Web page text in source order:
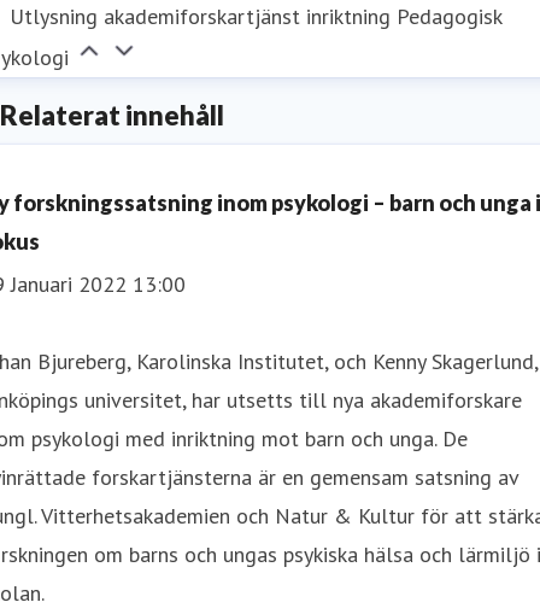
Utlysning akademiforskartjänst inriktning Pedagogisk
Relaterat innehåll
forskningssatsning inom psykologi – barn och unga i
Januari 2022 13:00
Bjureberg, Karolinska Institutet, och Kenny Skagerlund,
universitet, har utsetts till nya akademiforskare
psykologi med inriktning mot barn och unga. De
forskartjänsterna är en gemensam satsning av
Vitterhetsakademien och Natur & Kultur för att
om barns och ungas psykiska hälsa och lärmiljö i